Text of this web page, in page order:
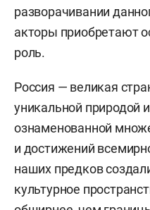
разворачивании
акторы приобретают
роль.
Россия — великая
уникальной природой
ознаменованной
и достижений
наших предков
культурное